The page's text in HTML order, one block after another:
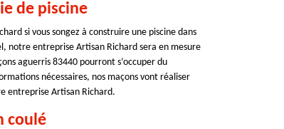
de piscine
si vous songez à construire une piscine dans
notre entreprise Artisan Richard sera en mesure
aguerris 83440 pourront s’occuper du
nécessaires, nos maçons vont réaliser
entreprise Artisan Richard.
coulé